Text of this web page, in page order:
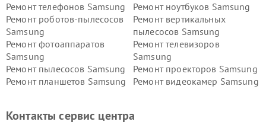
Ремонт телефонов Samsung
Ремонт ноутбуков Samsung
Ремонт роботов-пылесосов
Samsung
Ремонт вертикальных
пылесосов Samsung
Ремонт фотоаппаратов
Samsung
Ремонт телевизоров
Samsung
Ремонт пылесосов Samsung
Ремонт проекторов Samsung
Ремонт планшетов Samsung
Ремонт видеокамер Samsung
Контакты сервис центра